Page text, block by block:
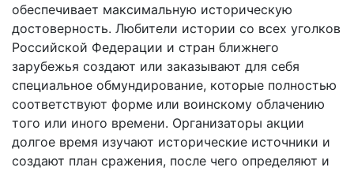
обеспечивает максимальную историческую
достоверность. Любители истории со всех уголков
Российской Федерации и стран ближнего
зарубежья создают или заказывают для себя
специальное обмундирование, которые полностью
соответствуют форме или воинскому облачению
того или иного времени. Организаторы акции
долгое время изучают исторические источники и
создают план сражения, после чего определяют и